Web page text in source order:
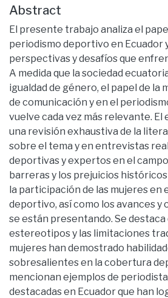
Abstract
El presente trabajo analiza el
periodismo deportivo en Ecuador
perspectivas y desafíos que
A medida que la sociedad
igualdad de género, el papel de la
de comunicación y en el
vuelve cada vez más relevante. El
una revisión exhaustiva de la
sobre el tema y en entrevistas
deportivas y expertos en el
barreras y los prejuicios
la participación de las mujeres en
deportivo, así como los avances y
se están presentando. Se destaca
estereotipos y las limitaciones
mujeres han demostrado
sobresalientes en la cobertura
mencionan ejemplos de
destacadas en Ecuador que han